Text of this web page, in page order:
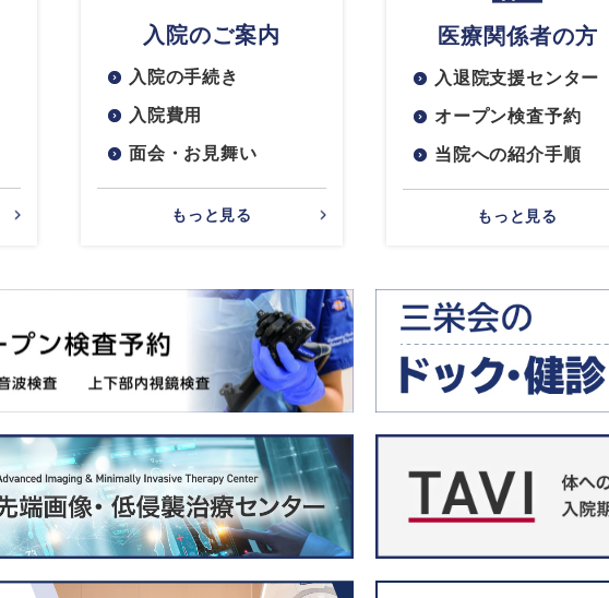
入院のご案内
入院の手続き
入院費用
面会・お見舞い
もっと見る
医療関係者の方
入退院支援センター
オープン検査予約
当院への紹介手順
もっと見る